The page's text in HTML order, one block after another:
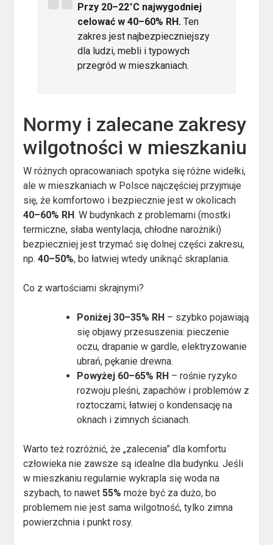
Przy 20–22°C najwygodniej
celować w 40–60% RH. Ten
zakres jest najbezpieczniejszy
dla ludzi, mebli i typowych
przegród w mieszkaniach.
Normy i zalecane zakresy
wilgotności w mieszkaniu
W różnych opracowaniach spotyka się różne widełki,
ale w mieszkaniach w Polsce najczęściej przyjmuje
się, że komfortowo i bezpiecznie jest w okolicach
40–60% RH. W budynkach z problemami (mostki
termiczne, słaba wentylacja, chłodne narożniki)
bezpieczniej jest trzymać się dolnej części zakresu,
np.40–50%, bo łatwiej wtedy uniknąć skraplania.
Co z wartościami skrajnymi?
Poniżej 30–35% RH – szybko pojawiają
się objawy przesuszenia: pieczenie
oczu, drapanie w gardle, elektryzowanie
ubrań, pękanie drewna.
Powyżej 60–65% RH – rośnie ryzyko
rozwoju pleśni, zapachów i problemów z
roztoczami; łatwiej o kondensację na
oknach i zimnych ścianach.
Warto też rozróżnić, że „zalecenia” dla komfortu
człowieka nie zawsze są idealne dla budynku. Jeśli
w mieszkaniu regularnie wykrapla się woda na
szybach, to nawet55% może być za dużo, bo
problemem nie jest sama wilgotność, tylko zimna
powierzchnia i punkt rosy.